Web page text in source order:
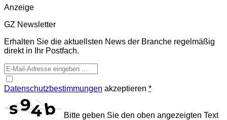
Anzeige
GZ Newsletter
Erhalten Sie die aktuellsten News der Branche regelmäßig
direkt in Ihr Postfach.
Datenschutzbestimmungen akzeptieren *
Bitte geben Sie den oben angezeigten Text